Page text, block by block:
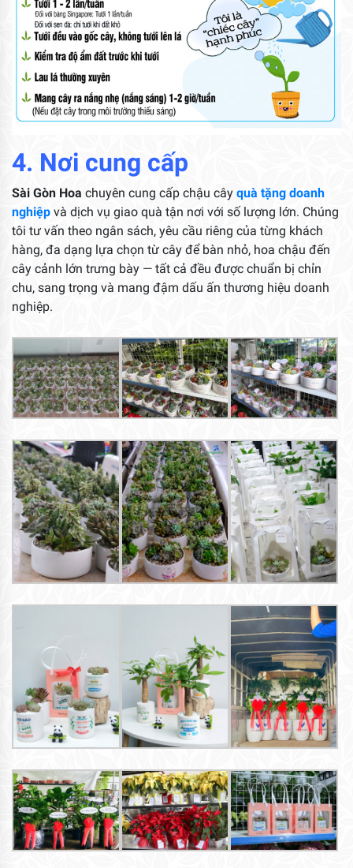
4. Nơi cung cấp
Sài Gòn Hoa chuyên cung cấp chậu cây quà tặng doanh
nghiệp và dịch vụ giao quà tận nơi với số lượng lớn. Chúng
tôi tư vấn theo ngân sách, yêu cầu riêng của từng khách
hàng, đa dạng lựa chọn từ cây để bàn nhỏ, hoa chậu đến
cây cảnh lớn trưng bày — tất cả đều được chuẩn bị chỉn
chu, sang trọng và mang đậm dấu ấn thương hiệu doanh
nghiệp.